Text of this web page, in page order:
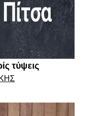
τύψεις